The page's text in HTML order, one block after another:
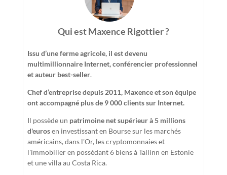
Qui est Maxence Rigottier ?
Issu d’une ferme agricole, il est devenu
multimillionnaire Internet, conférencier professionnel
et auteur best-seller.
Chef d’entreprise depuis 2011, Maxence et son équipe
ont accompagné plus de 9 000 clients sur Internet.
Il possède un patrimoine net supérieur à 5 millions
d'eurosen investissant en Bourse sur les marchés
américains, dans l'Or, les cryptomonnaies et
l'immobilier en possédant 6 biens à Tallinn en Estonie
et une villa au Costa Rica.